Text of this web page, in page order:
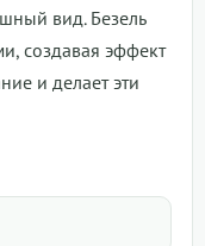
вид. Безель
создавая эффект
и делает эти